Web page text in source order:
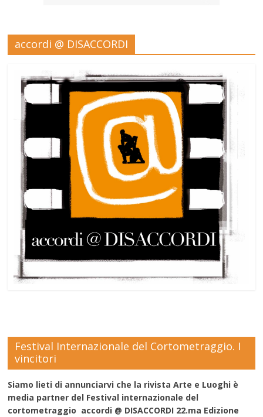
accordi @ DISACCORDI
Festival Internazionale del Cortometraggio. I
vincitori
Siamo lieti di annunciarvi che la rivista Arte e Luoghi è
media partner del Festival internazionale del
cortometraggio accordi @ DISACCORDI 22.ma Edizione